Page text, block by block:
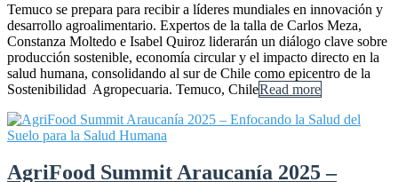
Temuco se prepara para recibir a líderes mundiales en innovación y
desarrollo agroalimentario. Expertos de la talla de Carlos Meza,
Constanza Moltedo e Isabel Quiroz liderarán un diálogo clave sobre
producción sostenible, economía circular y el impacto directo en la
salud humana, consolidando al sur de Chile como epicentro de la
Sostenibilidad Agropecuaria. Temuco, ChileRead more
AgriFood Summit Araucanía 2025 –